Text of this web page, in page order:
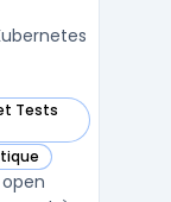
Tests